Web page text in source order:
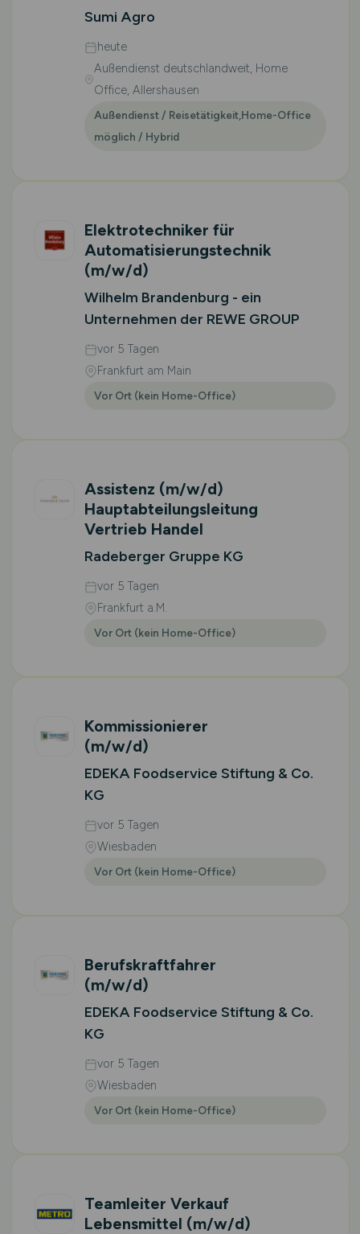
Sumi Agro
heute
Außendienst deutschlandweit, Home
Office, Allershausen
Außendienst / Reisetätigkeit,Home-Office
möglich / Hybrid
Elektrotechniker für
Automatisierungstechnik
(m/w/d)
Wilhelm Brandenburg - ein
Unternehmen der REWE GROUP
vor 5 Tagen
Frankfurt am Main
Vor Ort (kein Home-Office)
Assistenz (m/w/d)
Hauptabteilungsleitung
Vertrieb Handel
Radeberger Gruppe KG
vor 5 Tagen
Frankfurt a.M.
Vor Ort (kein Home-Office)
Kommissionierer
(m/w/d)
EDEKA Foodservice Stiftung & Co.
KG
vor 5 Tagen
Wiesbaden
Vor Ort (kein Home-Office)
Berufskraftfahrer
(m/w/d)
EDEKA Foodservice Stiftung & Co.
KG
vor 5 Tagen
Wiesbaden
Vor Ort (kein Home-Office)
Teamleiter Verkauf
Lebensmittel (m/w/d)